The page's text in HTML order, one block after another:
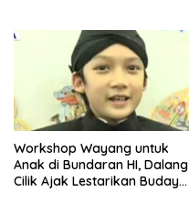
Workshop Wayang untuk
Anak di Bundaran HI, Dalang
Cilik Ajak Lestarikan Budaya